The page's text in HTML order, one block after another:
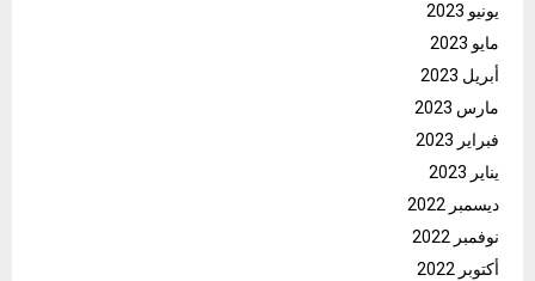
يونيو 2023
مايو 2023
أبريل 2023
مارس 2023
فبراير 2023
يناير 2023
ديسمبر 2022
نوفمبر 2022
أكتوبر 2022